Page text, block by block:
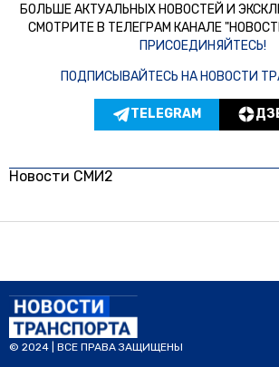
БОЛЬШЕ АКТУАЛЬНЫХ НОВОСТЕЙ И
СМОТРИТЕ В ТЕЛЕГРАМ КАНАЛЕ
ПРИСОЕДИНЯЙТЕСЬ!
ПОДПИСЫВАЙТЕСЬ НА НОВОСТИ
TELEGRAM
Новости СМИ2
© 2024 | ВСЕ ПРАВА ЗАЩИЩЕНЫ